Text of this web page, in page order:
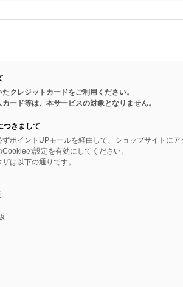
クレジットカードをご利用ください。
ード等は、本サービスの対象となりません。
つきまして
ポイントUPモールを経由して、ショップサイトにア
の設定を有効にしてください。
は以下の通りです。